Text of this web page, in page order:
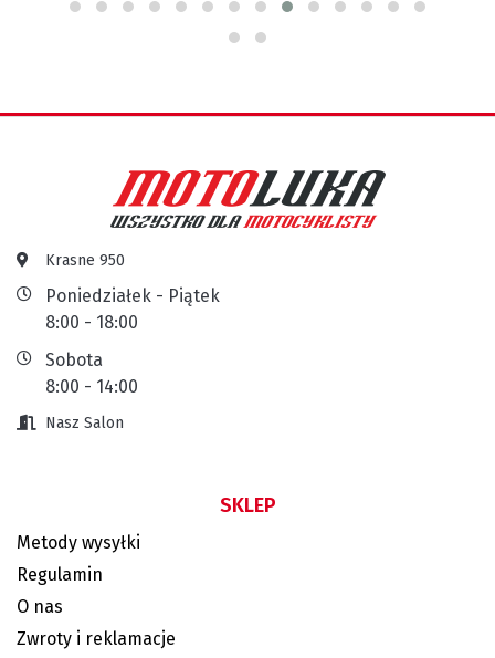
Krasne 950
Poniedziałek - Piątek
8:00 - 18:00
Sobota
8:00 - 14:00
Nasz Salon
SKLEP
Metody wysyłki
Regulamin
O nas
Zwroty i reklamacje